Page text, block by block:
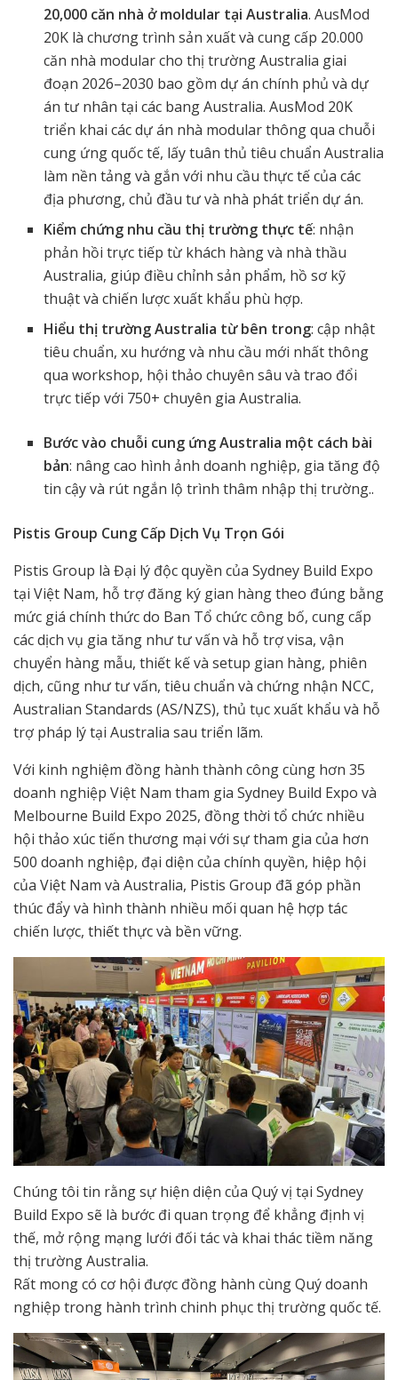
20,000 căn nhà ở moldular tại Australia. AusMod
20K là chương trình sản xuất và cung cấp 20.000
căn nhà modular cho thị trường Australia giai
đoạn 2026–2030 bao gồm dự án chính phủ và dự
án tư nhân tại các bang Australia. AusMod 20K
triển khai các dự án nhà modular thông qua chuỗi
cung ứng quốc tế, lấy tuân thủ tiêu chuẩn Australia
làm nền tảng và gắn với nhu cầu thực tế của các
địa phương, chủ đầu tư và nhà phát triển dự án.
Kiểm chứng nhu cầu thị trường thực tế: nhận
phản hồi trực tiếp từ khách hàng và nhà thầu
Australia, giúp điều chỉnh sản phẩm, hồ sơ kỹ
thuật và chiến lược xuất khẩu phù hợp.
Hiểu thị trường Australia từ bên trong: cập nhật
tiêu chuẩn, xu hướng và nhu cầu mới nhất thông
qua workshop, hội thảo chuyên sâu và trao đổi
trực tiếp với 750+ chuyên gia Australia.
Bước vào chuỗi cung ứng Australia một cách bài
bản: nâng cao hình ảnh doanh nghiệp, gia tăng độ
tin cậy và rút ngắn lộ trình thâm nhập thị trường..
Pistis Group Cung Cấp Dịch Vụ Trọn Gói
Pistis Group là Đại lý độc quyền của Sydney Build Expo
tại Việt Nam, hỗ trợ đăng ký gian hàng theo đúng bằng
mức giá chính thức do Ban Tổ chức công bố, cung cấp
các dịch vụ gia tăng như tư vấn và hỗ trợ visa, vận
chuyển hàng mẫu, thiết kế và setup gian hàng, phiên
dịch, cũng như tư vấn, tiêu chuẩn và chứng nhận NCC,
Australian Standards (AS/NZS), thủ tục xuất khẩu và hỗ
trợ pháp lý tại Australia sau triển lãm.
Với kinh nghiệm đồng hành thành công cùng hơn 35
doanh nghiệp Việt Nam tham gia Sydney Build Expo và
Melbourne Build Expo 2025, đồng thời tổ chức nhiều
hội thảo xúc tiến thương mại với sự tham gia của hơn
500 doanh nghiệp, đại diện của chính quyền, hiệp hội
của Việt Nam và Australia, Pistis Group đã góp phần
thúc đẩy và hình thành nhiều mối quan hệ hợp tác
chiến lược, thiết thực và bền vững.
Chúng tôi tin rằng sự hiện diện của Quý vị tại Sydney
Build Expo sẽ là bước đi quan trọng để khẳng định vị
thế, mở rộng mạng lưới đối tác và khai thác tiềm năng
thị trường Australia.
Rất mong có cơ hội được đồng hành cùng Quý doanh
nghiệp trong hành trình chinh phục thị trường quốc tế.